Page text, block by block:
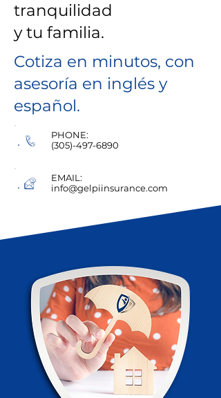
tranquilidad
y tu familia.
Cotiza en minutos, con
asesoría en inglés y
español.
PHONE:
(305)-497-6890
EMAIL:
info@gelpiinsurance.com